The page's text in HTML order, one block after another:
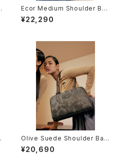
Ecor Medium Shoulder Ba
g (Brown)
¥22,290
Olive Suede Shoulder Bag
(Brown)
¥20,690